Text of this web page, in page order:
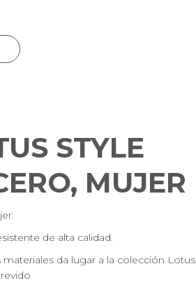
STYLE
MUJER
de alta calidad.
da lugar a la colección Lotus